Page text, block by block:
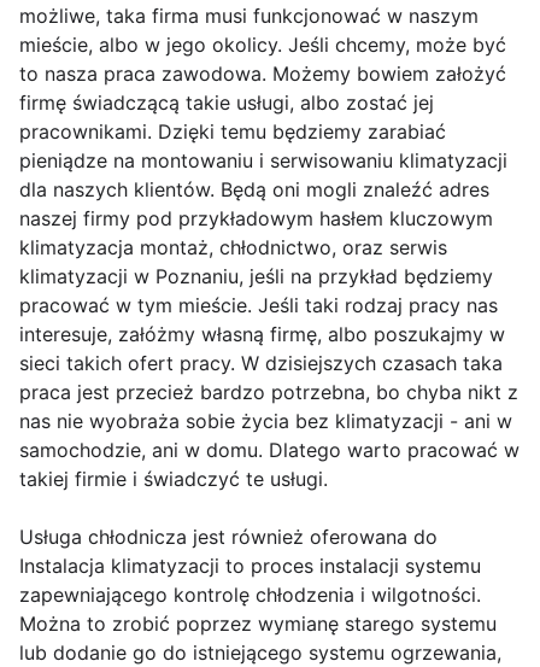
możliwe, taka firma musi funkcjonować w naszym
mieście, albo w jego okolicy. Jeśli chcemy, może być
to nasza praca zawodowa. Możemy bowiem założyć
firmę świadczącą takie usługi, albo zostać jej
pracownikami. Dzięki temu będziemy zarabiać
pieniądze na montowaniu i serwisowaniu klimatyzacji
dla naszych klientów. Będą oni mogli znaleźć adres
naszej firmy pod przykładowym hasłem kluczowym
klimatyzacja montaż, chłodnictwo, oraz serwis
klimatyzacji w Poznaniu, jeśli na przykład będziemy
pracować w tym mieście. Jeśli taki rodzaj pracy nas
interesuje, załóżmy własną firmę, albo poszukajmy w
sieci takich ofert pracy. W dzisiejszych czasach taka
praca jest przecież bardzo potrzebna, bo chyba nikt z
nas nie wyobraża sobie życia bez klimatyzacji - ani w
samochodzie, ani w domu. Dlatego warto pracować w
takiej firmie i świadczyć te usługi.
Usługa chłodnicza jest również oferowana do
Instalacja klimatyzacji to proces instalacji systemu
zapewniającego kontrolę chłodzenia i wilgotności.
Można to zrobić poprzez wymianę starego systemu
lub dodanie go do istniejącego systemu ogrzewania,